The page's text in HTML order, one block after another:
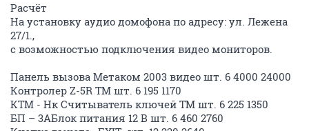
Расчёт
На установку аудио домофона по адресу: ул. Лежена
27/1.,
с возможностью подключения видео мониторов.
Панель вызова Метаком 2003 видео шт. 6 4000 24000
Контролер Z-5R ТМ шт. 6 195 1170
КТМ - Нк Считыватель ключей ТМ шт. 6 225 1350
БП – 3АБлок питания 12 В шт. 6 460 2760